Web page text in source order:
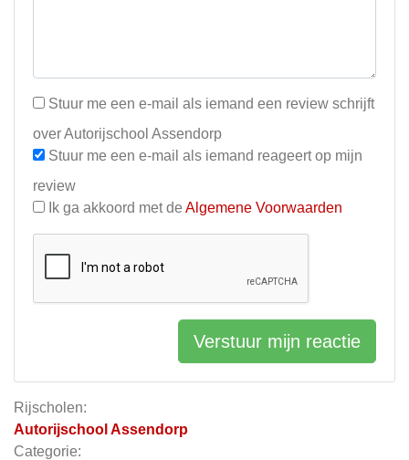
Rijscholen:
Autorijschool Assendorp
Categorie:
Stuur me een e-mail als iemand een review schrijft
over Autorijschool Assendorp
Stuur me een e-mail als iemand reageert op mijn
review
Ik ga akkoord met de Algemene Voorwaarden
Verstuur mijn reactie